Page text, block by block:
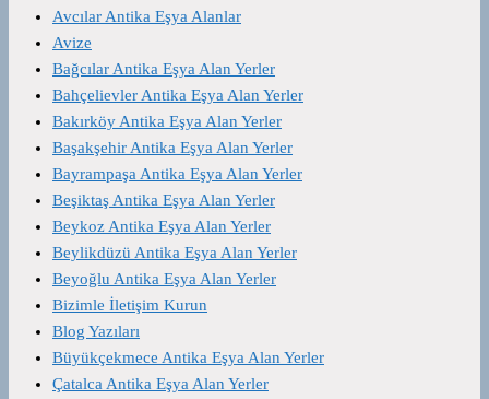
Avcılar Antika Eşya Alanlar
Avize
Bağcılar Antika Eşya Alan Yerler
Bahçelievler Antika Eşya Alan Yerler
Bakırköy Antika Eşya Alan Yerler
Başakşehir Antika Eşya Alan Yerler
Bayrampaşa Antika Eşya Alan Yerler
Beşiktaş Antika Eşya Alan Yerler
Beykoz Antika Eşya Alan Yerler
Beylikdüzü Antika Eşya Alan Yerler
Beyoğlu Antika Eşya Alan Yerler
Bizimle İletişim Kurun
Blog Yazıları
Büyükçekmece Antika Eşya Alan Yerler
Çatalca Antika Eşya Alan Yerler